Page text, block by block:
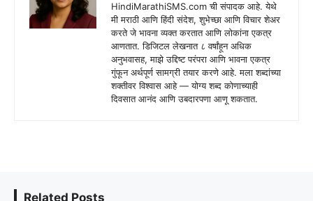
HindiMarathiSMS.com ची संपादक आहे. येथे
मी मराठी आणि हिंदी संदेश, शुभेच्छा आणि विचार शेअर
करते जे भावना व्यक्त करतात आणि लोकांना एकत्र
आणतात. डिजिटल लेखनात ८ वर्षांहून अधिक
अनुभवासह, माझे उद्दिष्ट परंपरा आणि भावना एकत्र
गुंफून अर्थपूर्ण सामग्री तयार करणे आहे. मला शब्दांच्या
शक्तीवर विश्वास आहे — योग्य शब्द कोणाच्याही
दिवसात आनंद आणि उबदारपणा आणू शकतात.
Related Posts